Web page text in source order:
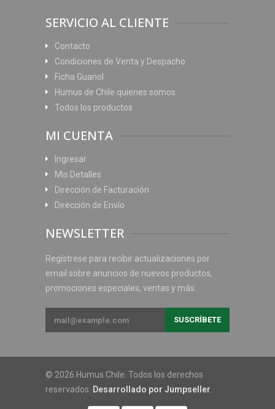
SERVICIO AL CLIENTE
Contacto
Condiciones de Venta y Despacho
Ficha Guanol
Humus de Chile quienes somos
Todos los productos
MI CUENTA
Ingresar
Mis Detalles
Dirección de Facturación
Dirección de Envío
NEWSLETTER
Regístrese para recibir actualizaciones por
email sobre anuncios de nuevos productos,
promociones especiales, ventas y más.
© 2026 Humus Chile. Todos los derechos
reservados. Desarrollado por Jumpseller.